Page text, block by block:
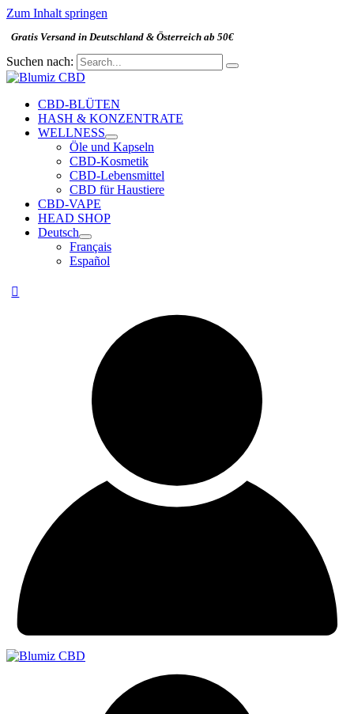
Zum Inhalt springen
Gratis Versand in Deutschland & Österreich ab 50€
Suchen nach:
CBD-BLÜTEN
HASH & KONZENTRATE
WELLNESS
Öle und Kapseln
CBD-Kosmetik
CBD-Lebensmittel
CBD für Haustiere
CBD-VAPE
HEAD SHOP
Deutsch
Français
Español